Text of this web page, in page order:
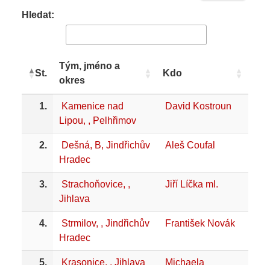
Hledat:
St.
Tým, jméno a
okres
Kdo
1.
Kamenice nad
Lipou, , Pelhřimov
David Kostroun
2.
Dešná, B, Jindřichův
Hradec
Aleš Coufal
3.
Strachoňovice, ,
Jihlava
Jiří Líčka ml.
4.
Strmilov, , Jindřichův
Hradec
František Novák
5. Krasonice, , Jihlava
Michaela